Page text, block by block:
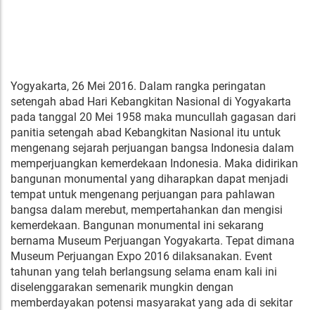
Yogyakarta, 26 Mei 2016. Dalam rangka peringatan
setengah abad Hari Kebangkitan Nasional di Yogyakarta
pada tanggal 20 Mei 1958 maka muncullah gagasan dari
panitia setengah abad Kebangkitan Nasional itu untuk
mengenang sejarah perjuangan bangsa Indonesia dalam
memperjuangkan kemerdekaan Indonesia. Maka didirikan
bangunan monumental yang diharapkan dapat menjadi
tempat untuk mengenang perjuangan para pahlawan
bangsa dalam merebut, mempertahankan dan mengisi
kemerdekaan. Bangunan monumental ini sekarang
bernama Museum Perjuangan Yogyakarta. Tepat dimana
Museum Perjuangan Expo 2016 dilaksanakan. Event
tahunan yang telah berlangsung selama enam kali ini
diselenggarakan semenarik mungkin dengan
memberdayakan potensi masyarakat yang ada di sekitar